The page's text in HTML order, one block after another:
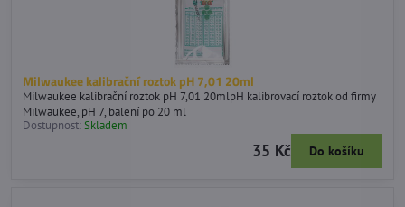
Milwaukee kalibrační roztok pH 7,01 20ml
Milwaukee kalibrační roztok pH 7,01 20mlpH kalibrovací roztok od firmy
Milwaukee, pH 7, balení po 20 ml
Dostupnost:Skladem
35 Kč Do košíku